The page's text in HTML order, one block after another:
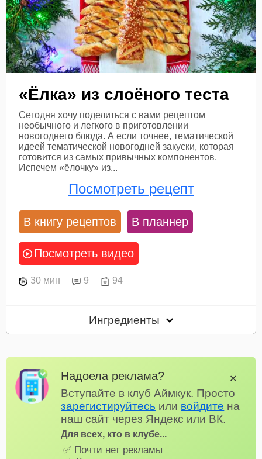
«Ёлка» из слоёного теста
Сегодня хочу поделиться с вами рецептом
необычного и легкого в приготовлении
новогоднего блюда. А если точнее, тематической
идеей тематической новогодней закуски, которая
готовится из самых привычных компонентов.
Испечем «ёлочку» из...
Посмотреть рецепт
В книгу рецептов В планнер
Посмотреть видео
30 мин 9 94
Ингредиенты
Надоела реклама?
Вступайте в клуб Аймкук. Просто
зарегистируйтесь или войдите на
наш сайт через Яндекс или ВК.
Для всех, кто в клубе...
✅ Почти нет рекламы
✕